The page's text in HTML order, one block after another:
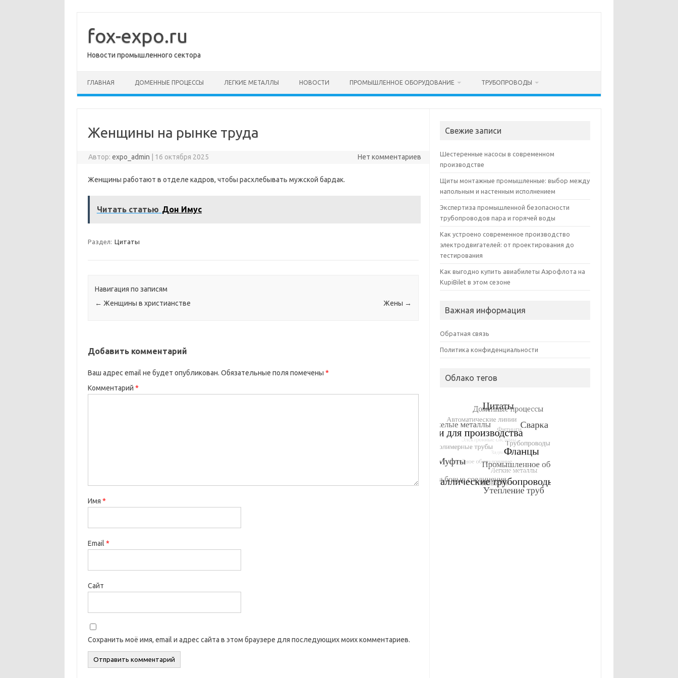
содержимому
fox-expo.ru
Новости промышленного сектора
ГЛАВНАЯ ДОМЕННЫЕ ПРОЦЕССЫ ЛЕГКИЕ МЕТАЛЛЫ НОВОСТИ ПРОМЫШЛЕННОЕ ОБОРУДОВАНИЕ ТРУБОПРОВОДЫ
Женщины на рынке труда
Автор:expo_admin 16 октября 2025 Нет комментариев
Женщины работают в отделе кадров, чтобы расхлебывать мужской бардак.
Читать статью Дон Имус
Раздел: Цитаты
Навигация по записям
← Женщины в христианстве Жены →
Добавить комментарий
Ваш адрес email не будет опубликован. Обязательные поля помечены *
Комментарий *
Имя *
Email *
Сайт
Сохранить моё имя, email и адрес сайта в этом браузере для последующих моих комментариев.
Свежие записи
Шестеренные насосы в современном
производстве
Щиты монтажные промышленные: выбор между
напольным и настенным исполнением
Экспертиза промышленной безопасности
трубопроводов пара и горячей воды
Как устроено современное производство
электродвигателей: от проектирования до
тестирования
Как выгодно купить авиабилеты Аэрофлота на
KupiBilet в этом сезоне
Важная информация
Обратная связь
Политика конфиденциальности
Облако тегов